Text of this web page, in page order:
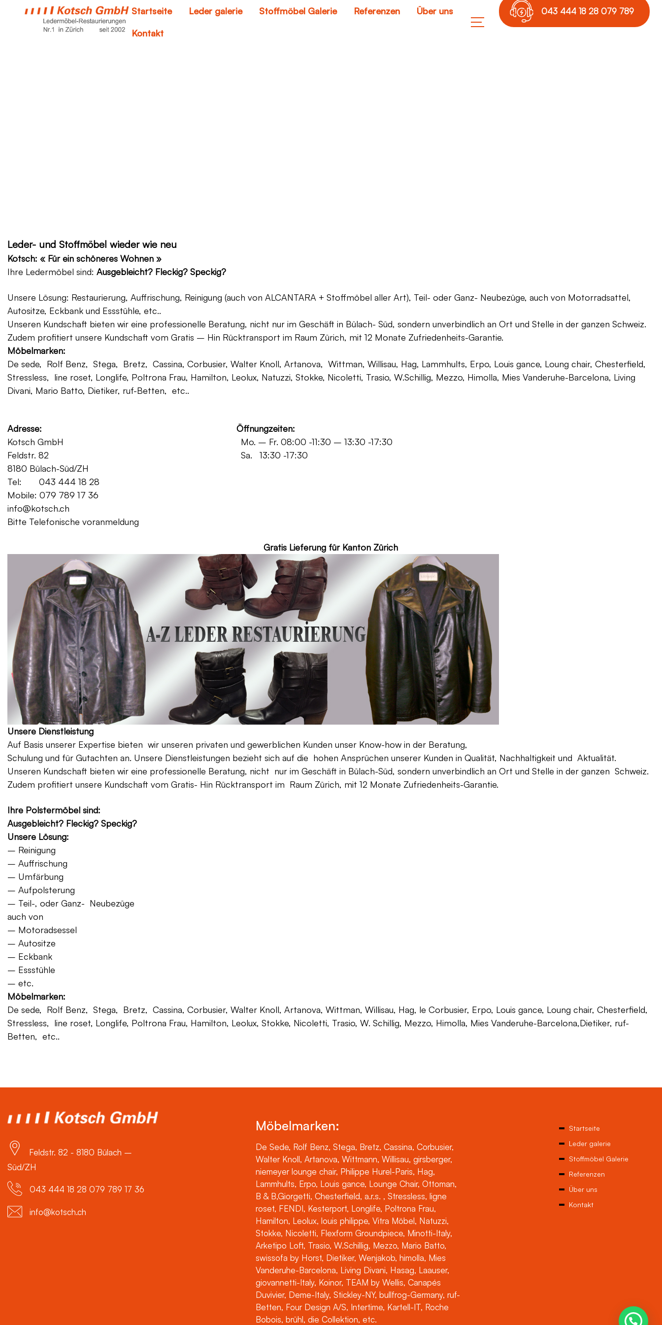
Startseite Leder galerie Stoffmöbel Galerie Referenzen Über uns
Kontakt
043 444 18 28 079 789
Leder- und Stoffmöbel wieder wie neu
Kotsch: « Für ein schöneres Wohnen »
Ihre Ledermöbel sind: Ausgebleicht? Fleckig? Speckig?
Unsere Lösung: Restaurierung, Auffrischung, Reinigung (auch von ALCANTARA + Stoffmöbel aller Art), Teil- oder Ganz- Neubezüge, auch von Motorradsattel,
Autositze, Eckbank und Essstühle, etc..
Unseren Kundschaft bieten wir eine professionelle Beratung, nicht nur im Geschäft in Bülach- Süd, sondern unverbindlich an Ort und Stelle in der ganzen Schweiz.
Zudem profitiert unsere Kundschaft vom Gratis – Hin Rücktransport im Raum Zürich, mit 12 Monate Zufriedenheits-Garantie.
Möbelmarken:
De sede, Rolf Benz, Stega, Bretz, Cassina, Corbusier, Walter Knoll, Artanova, Wittman, Willisau, Hag, Lammhults, Erpo, Louis gance, Loung chair, Chesterfield,
Stressless, line roset, Longlife, Poltrona Frau, Hamilton, Leolux, Natuzzi, Stokke, Nicoletti, Trasio, W.Schillig, Mezzo, Himolla, Mies Vanderuhe-Barcelona, Living
Divani, Mario Batto, Dietiker, ruf-Betten, etc..
Adresse:
Öffnungzeiten:
Kotsch GmbH Mo. – Fr. 08:00 -11:30 – 13:30 -17:30
Feldstr. 82 Sa. 13:30 -17:30
8180 Bülach-Süd/ZH
Tel: 043 444 18 28
Mobile: 079 789 17 36
info@kotsch.ch
Bitte Telefonische voranmeldung
Gratis Lieferung für Kanton Zürich
Unsere Dienstleistung
Auf Basis unserer Expertise bieten wir unseren privaten und gewerblichen Kunden unser Know-how in der Beratung,
Schulung und für Gutachten an. Unsere Dienstleistungen bezieht sich auf die hohen Ansprüchen unserer Kunden in Qualität, Nachhaltigkeit und Aktualität.
Unseren Kundschaft bieten wir eine professionelle Beratung, nicht nur im Geschäft in Bülach-Süd, sondern unverbindlich an Ort und Stelle in der ganzen Schweiz.
Zudem profitiert unsere Kundschaft vom Gratis- Hin Rücktransport im Raum Zürich, mit 12 Monate Zufriedenheits-Garantie.
Ihre Polstermöbel sind:
Ausgebleicht? Fleckig? Speckig?
Unsere Lösung:
– Reinigung
– Auffrischung
– Umfärbung
– Aufpolsterung
– Teil-, oder Ganz- Neubezüge
auch von
– Motoradsessel
– Autositze
– Eckbank
– Essstühle
– etc.
Möbelmarken:
De sede, Rolf Benz, Stega, Bretz, Cassina, Corbusier, Walter Knoll, Artanova, Wittman, Willisau, Hag, le Corbusier, Erpo, Louis gance, Loung chair, Chesterfield,
Stressless, line roset, Longlife, Poltrona Frau, Hamilton, Leolux, Stokke, Nicoletti, Trasio, W. Schillig, Mezzo, Himolla, Mies Vanderuhe-Barcelona,Dietiker, ruf-
Betten, etc..
Feldstr. 82 - 8180 Bülach –
Süd/ZH
043 444 18 28 079 789 17 36
info@kotsch.ch
Möbelmarken:
De Sede, Rolf Benz, Stega, Bretz, Cassina, Corbusier,
Walter Knoll, Artanova, Wittmann, Willisau, girsberger,
niemeyer lounge chair, Philippe Hurel-Paris, Hag,
Lammhults, Erpo, Louis gance, Lounge Chair, Ottoman,
B & B,Giorgetti, Chesterfield, a.r.s. , Stressless, ligne
roset, FENDI, Kesterport, Longlife, Poltrona Frau,
Hamilton, Leolux, louis philippe, Vitra Möbel, Natuzzi,
Stokke, Nicoletti, Flexform Groundpiece, Minotti-Italy,
Arketipo Loft, Trasio, W.Schillig, Mezzo, Mario Batto,
swissofa by Horst, Dietiker, Wenjakob, himolla, Mies
Vanderuhe-Barcelona, Living Divani, Hasag, Laauser,
giovannetti-Italy, Koinor, TEAM by Wellis, Canapés
Duvivier, Deme-Italy, Stickley-NY, bullfrog-Germany, ruf-
Betten, Four Design A/S, Intertime, Kartell-IT, Roche
Bobois, brühl, die Collektion, etc.
Startseite
Leder galerie
Stoffmöbel Galerie
Referenzen
Über uns
Kontakt